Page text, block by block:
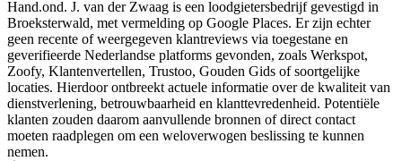
Hand.ond. J. van der Zwaag is een loodgietersbedrijf gevestigd in
Broeksterwald, met vermelding op Google Places. Er zijn echter
geen recente of weergegeven klantreviews via toegestane en
geverifieerde Nederlandse platforms gevonden, zoals Werkspot,
Zoofy, Klantenvertellen, Trustoo, Gouden Gids of soortgelijke
locaties. Hierdoor ontbreekt actuele informatie over de kwaliteit van
dienstverlening, betrouwbaarheid en klanttevredenheid. Potentiële
klanten zouden daarom aanvullende bronnen of direct contact
moeten raadplegen om een weloverwogen beslissing te kunnen
nemen.